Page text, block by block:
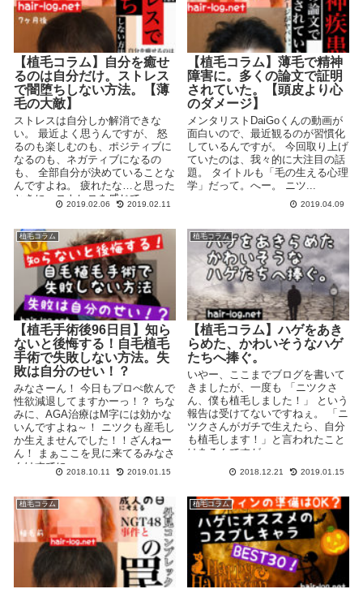
【植毛コラム】自分を癒せ
るのは自分だけ。ストレス
で闇堕ちしない方法。【薄
毛の大敵】
ストレスは自分しか解消できな
い。 最近よく思うんですが、 怒
るのも楽しむのも、ポジティブに
なるのも、ネガティブになるの
も、 全部自分が決めていることな
んですよね。 疲れたな…と思った
ときに、ストレスを感じて、...
2019.02.06 2019.02.11
【植毛コラム】薄毛で精神
障害に。多くの論文で証明
されていた。【頭皮より心
のダメージ】
メンタリストDaiGoくんの動画が
面白いので、最近観るのが習慣化
しているんですが。 今回取り上げ
ていたのは、我々的に大注目の話
題。 タイトルも「毛の生える心理
学」だって。へー。 ニツ...
2019.04.09
植毛コラム
【植毛手術後96日目】知ら
ないと後悔する！自毛植毛
手術で失敗しない方法。失
敗は自分のせい！？
みなさーん！ 今日もプロぺ飲んで
性欲減退してますかーっ！？ ちな
みに、AGA治療はM字には効かな
いんですよね～！ ニツクも産毛し
か生えませんでした！！ざんねー
ん！ まぁここを見に来てるみなさ
んはすでに...
2018.10.11 2019.01.15
植毛コラム
【植毛コラム】ハゲをあき
らめた、かわいそうなハゲ
たちへ捧ぐ。
いやー、ここまでブログを書いて
きましたが、一度も 「ニツクさ
ん、僕も植毛しました！」 という
報告は受けてないですねぇ。 「ニ
ツクさんがガチで生えたら、自分
も植毛します！」と言われたこと
はあるんですが...
2018.12.21 2019.01.15
植毛コラム 植毛コラム